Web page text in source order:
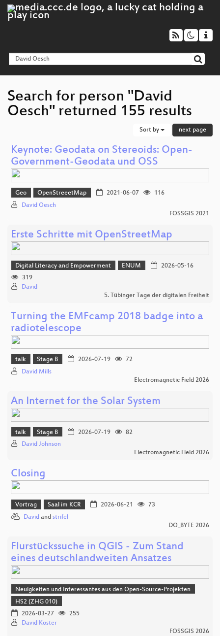
Search for person "David
Oesch" returned 155 results
Sort by next page
Keynote: Geodata on Stereoids: Open-
Government-Geodata und OSS
Geo OpenStreeetMap 2021-06-07
116
David Oesch
FOSSGIS 2021
Erste Schritte mit OpenStreetMap
Digital Literacy and Empowerment ENUM
2026-05-16
319
David
5. Tübinger Tage der digitalen Freiheit
Turning the EMFcamp 2018 badge into a
radiotelescope
talk Stage B 2026-07-19
72
David Mills
Electromagnetic Field 2026
An Internet for the Solar System
talk Stage B 2026-07-19
82
David Johnson
Electromagnetic Field 2026
Closing
Vortrag Saal im KCR 2026-06-21
73
David and strifel
DO_BYTE 2026
Flurstückssuche in QGIS - Zum Stand
eines deutschlandweiten Ansatzes
Neuigkeiten und Interessantes aus den Open-Source-Projekten
HS2 (ZHG 010)
2026-03-27
255
David Koster
FOSSGIS 2026